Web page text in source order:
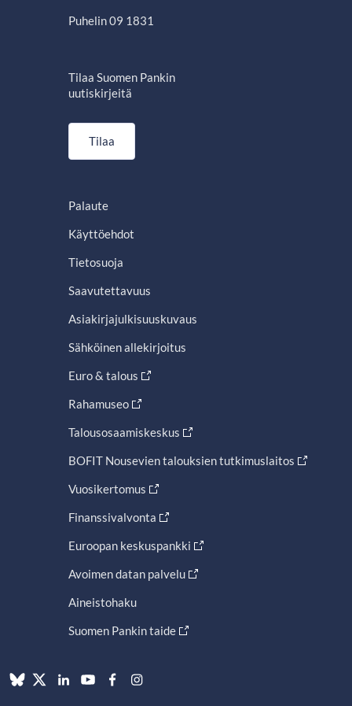
Puhelin 09 1831
Tilaa Suomen Pankin
uutiskirjeitä
Tilaa
Palaute
Käyttöehdot
Tietosuoja
Saavutettavuus
Asiakirjajulkisuuskuvaus
Sähköinen allekirjoitus
Euro & talous
Rahamuseo
Talousosaamiskeskus
BOFIT Nousevien talouksien tutkimuslaitos
Vuosikertomus
Finanssivalvonta
Euroopan keskuspankki
Avoimen datan palvelu
Aineistohaku
Suomen Pankin taide